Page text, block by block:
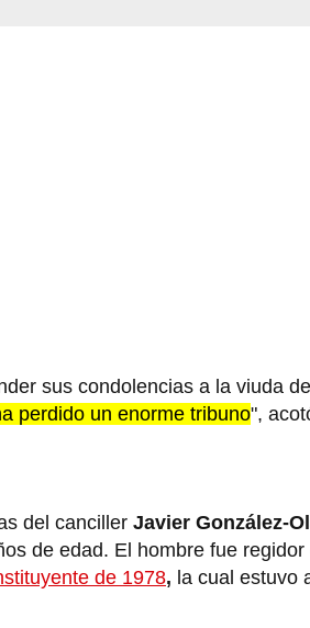
sus condolencias a la viuda
perdido un enorme tribuno",
del canciller Javier González-
de edad. El hombre fue
de 1978, la cual estuvo